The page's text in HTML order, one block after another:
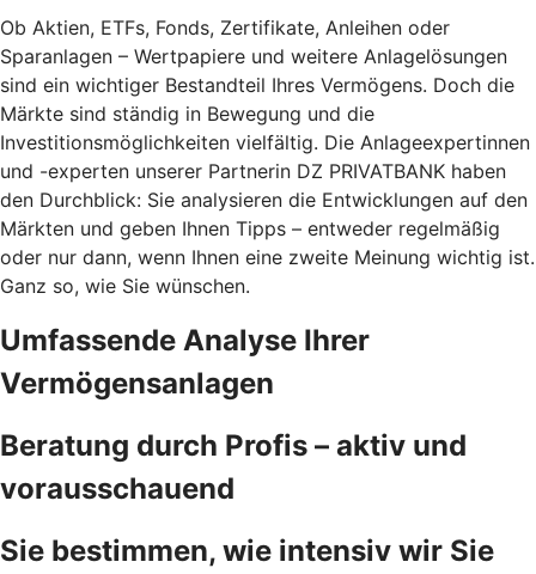
Ob Aktien, ETFs, Fonds, Zertifikate, Anleihen oder
Sparanlagen – Wertpapiere und weitere Anlagelösungen
sind ein wichtiger Bestandteil Ihres Vermögens. Doch die
Märkte sind ständig in Bewegung und die
Investitionsmöglichkeiten vielfältig. Die Anlageexpertinnen
und -experten unserer Partnerin DZ PRIVATBANK haben
den Durchblick: Sie analysieren die Entwicklungen auf den
Märkten und geben Ihnen Tipps – entweder regelmäßig
oder nur dann, wenn Ihnen eine zweite Meinung wichtig ist.
Ganz so, wie Sie wünschen.
Umfassende Analyse Ihrer
Vermögensanlagen
Beratung durch Profis – aktiv und
vorausschauend
Sie bestimmen, wie intensiv wir Sie